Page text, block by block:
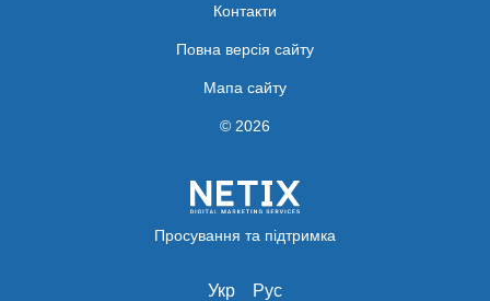
Контакти
Повна версія сайту
Мапа сайту
© 2026
Просування та підтримка
Укр Рус